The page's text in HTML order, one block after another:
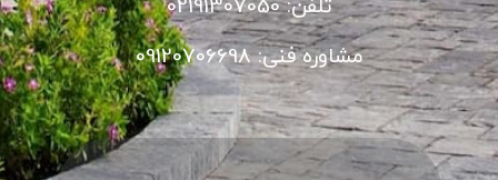
تلفن: 02191307050
مشاوره فنی: 09120706698